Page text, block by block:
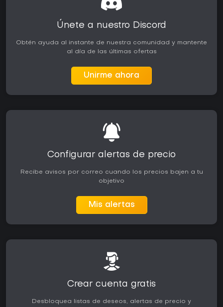
Únete a nuestro Discord
Obtén ayuda al instante de nuestra comunidad y mantente
al día de las últimas ofertas
Unirme ahora
Configurar alertas de precio
Recibe avisos por correo cuando los precios bajen a tu
objetivo
Mis alertas
Crear cuenta gratis
Desbloquea listas de deseos, alertas de precio y